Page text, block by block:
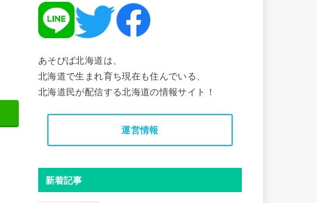
あそびば北海道は、
北海道で生まれ育ち現在も住んでいる、
北海道民が配信する北海道の情報サイト！
運営情報
新着記事